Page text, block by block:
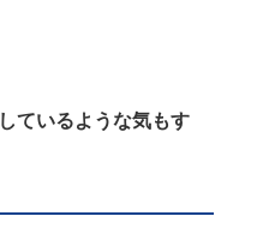
ているような気もす